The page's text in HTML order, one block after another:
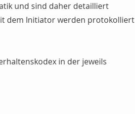
und sind daher detailliert
dem Initiator werden protokolliert
in der jeweils